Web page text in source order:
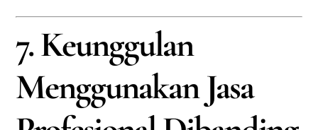
7. Keunggulan
Menggunakan Jasa